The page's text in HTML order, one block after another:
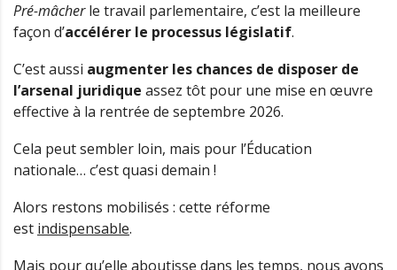
Pré-mâcherle travail parlementaire, c’est la meilleure
façon d’accélérer le processus législatif.
C’est aussi augmenter les chances de disposer de
l’arsenal juridique assez tôt pour une mise en œuvre
effective à la rentrée de septembre 2026.
Cela peut sembler loin, mais pour l’Éducation
nationale… c’est quasi demain !
Alors restons mobilisés : cette réforme
est indispensable.
Mais pour qu’elle aboutisse dans les temps, nous avons